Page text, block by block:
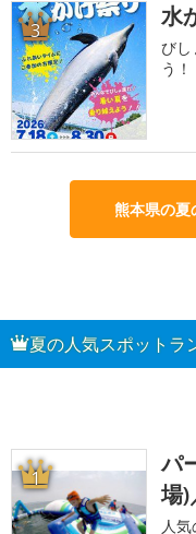
3 水
びし
う！
熊本県の夏
夏の人気スポットラ
1
パ
場
人